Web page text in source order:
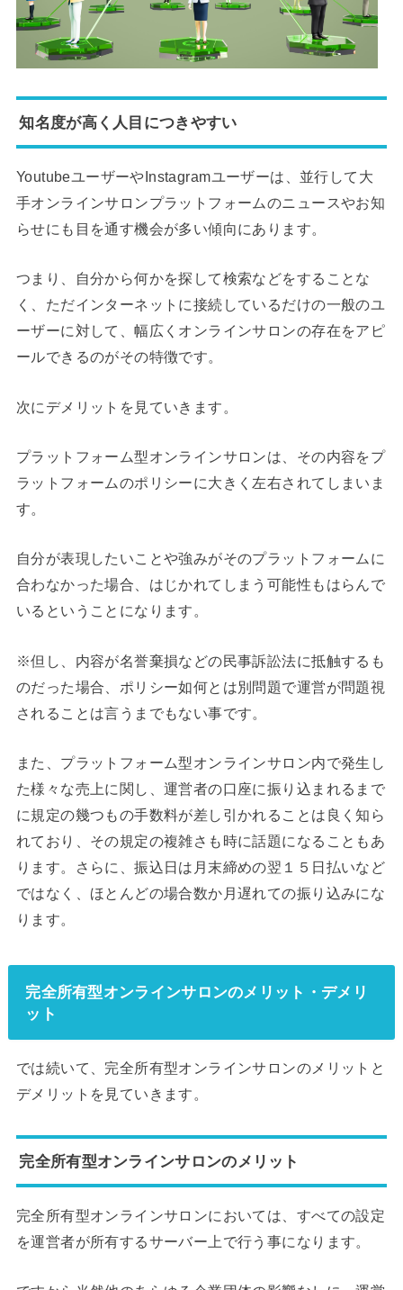
知名度が高く人目につきやすい
YoutubeユーザーやInstagramユーザーは、並行して大
手オンラインサロンプラットフォームのニュースやお知
らせにも目を通す機会が多い傾向にあります。
つまり、自分から何かを探して検索などをすることな
く、ただインターネットに接続しているだけの一般のユ
ーザーに対して、幅広くオンラインサロンの存在をアピ
ールできるのがその特徴です。
次にデメリットを見ていきます。
プラットフォーム型オンラインサロンは、その内容をプ
ラットフォームのポリシーに大きく左右されてしまいま
す。
自分が表現したいことや強みがそのプラットフォームに
合わなかった場合、はじかれてしまう可能性もはらんで
いるということになります。
※但し、内容が名誉棄損などの民事訴訟法に抵触するも
のだった場合、ポリシー如何とは別問題で運営が問題視
されることは言うまでもない事です。
また、プラットフォーム型オンラインサロン内で発生し
た様々な売上に関し、運営者の口座に振り込まれるまで
に規定の幾つもの手数料が差し引かれることは良く知ら
れており、その規定の複雑さも時に話題になることもあ
ります。さらに、振込日は月末締めの翌１５日払いなど
ではなく、ほとんどの場合数か月遅れての振り込みにな
ります。
完全所有型オンラインサロンのメリット・デメリ
ット
では続いて、完全所有型オンラインサロンのメリットと
デメリットを見ていきます。
完全所有型オンラインサロンのメリット
完全所有型オンラインサロンにおいては、すべての設定
を運営者が所有するサーバー上で行う事になります。